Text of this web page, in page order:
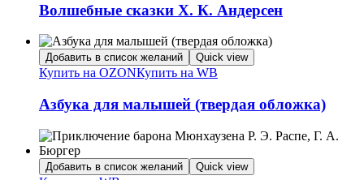
Волшебные сказки Х. К. Андерсен
Добавить в список желаний Quick view
Купить на OZONКупить на WB
Азбука для малышей (твердая обложка)
Добавить в список желаний Quick view